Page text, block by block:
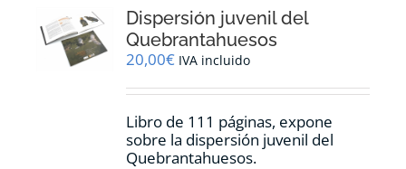
Dispersión juvenil del
Quebrantahuesos
20,00€ IVA incluido
Libro de 111 páginas, expone
sobre la dispersión juvenil del
Quebrantahuesos.